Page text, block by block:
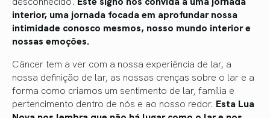
interior, uma jornada focada em aprofundar nossa
intimidade conosco mesmos, nosso mundo interior e
nossas emoções.
Câncer tem a ver com a nossa experiência de lar, a
nossa definição de lar, as nossas crenças sobre o lar e a
forma como criamos um sentimento de lar, família e
pertencimento dentro de nós e ao nosso redor. Esta Lua